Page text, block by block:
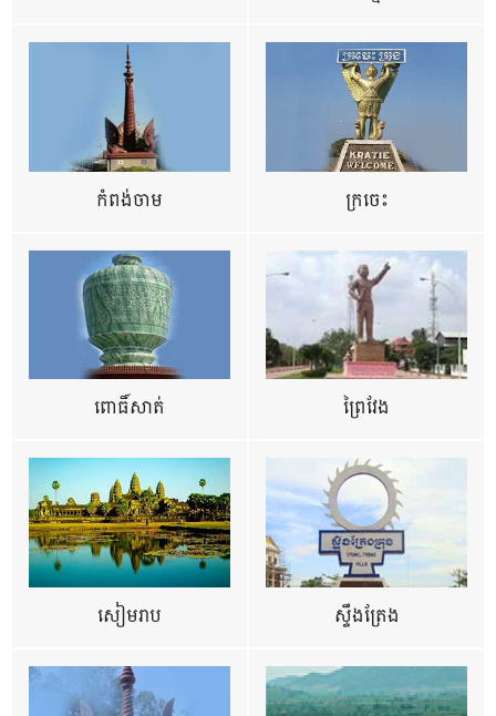
កំពង់ចាម ក្រចេះ
ពោធិ៍សាត់ ព្រៃវែង
សៀមរាប ស្ទឹងត្រែង